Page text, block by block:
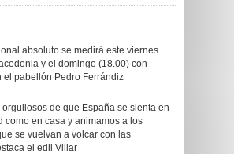
absoluto se medirá este viernes
y el domingo (18.00) con
el pabellón Pedro Ferrándiz
orgullosos de que España se sienta en
como en casa y animamos a los
se vuelvan a volcar con las
el edil Villar